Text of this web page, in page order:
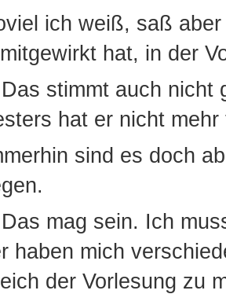
ich weiß, saß
hat, in der
Das stimmt auch nicht
hat er nicht mehr
sind es doch
Das mag sein. Ich
haben mich
der Vorlesung zu